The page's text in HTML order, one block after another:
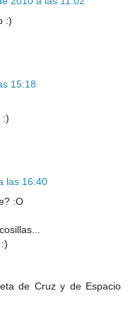
:)
15:18
:)
las 16:40
:O
de Cruz y de Espacio